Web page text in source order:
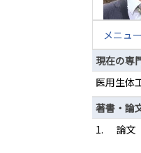
メニュー
現在の専
医用生体
著書・論
1.
論文